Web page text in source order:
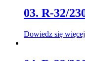
03. R-32/
Dowiedz się więcej